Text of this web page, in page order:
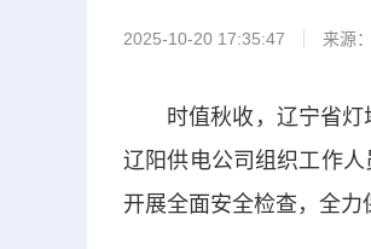
2025-10-20 17:35:47 来源
时值秋收，辽宁省灯塔
辽阳供电公司组织工作
开展全面安全检查，全力